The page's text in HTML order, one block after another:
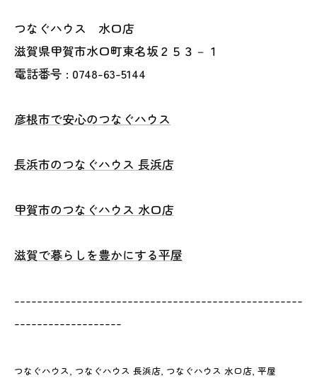
つなぐハウス 水口店
滋賀県甲賀市水口町東名坂２５３－１
電話番号 : 0748-63-5144
彦根市で安心のつなぐハウス
長浜市のつなぐハウス 長浜店
甲賀市のつなぐハウス 水口店
滋賀で暮らしを豊かにする平屋
---------------------------------------------------
-------------------
つなぐハウス つなぐハウス 長浜店 つなぐハウス 水口店 平屋